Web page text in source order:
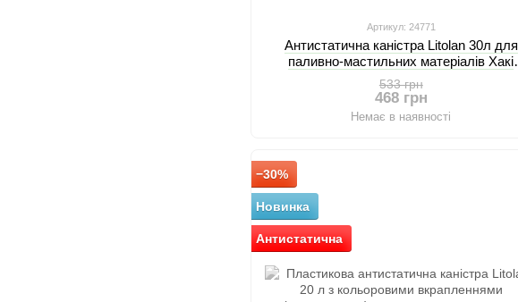
Артикул: 24771
Антистатична каністра Litolan 30л для
паливно-мастильних матеріалів Хакі
(маскувальна)
533 грн
468 грн
Немає в наявності
−30%
Новинка
Антистатична